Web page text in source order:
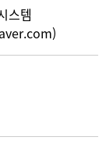
스템